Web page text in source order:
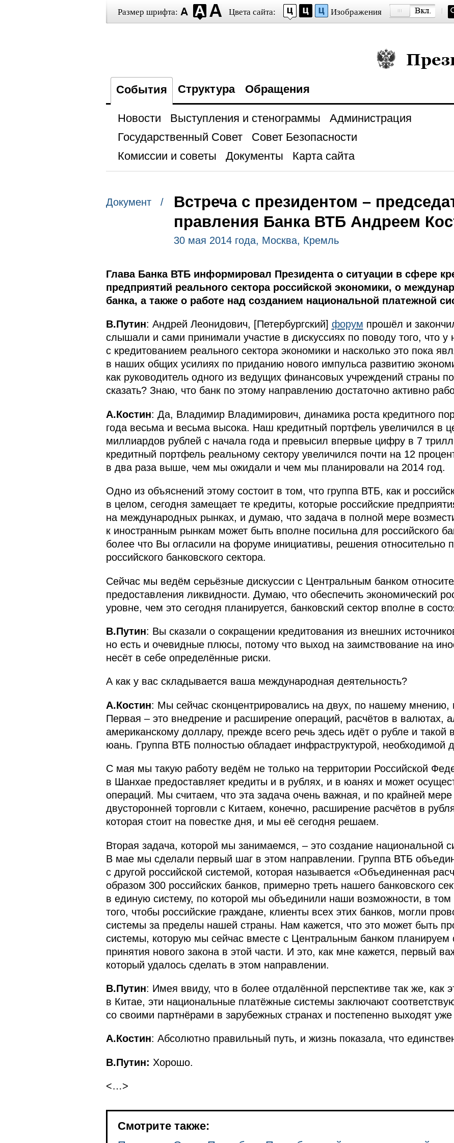
Размер шрифта: Цвета сайта: Изображения
Президент
События Структура Обращения
Новости Выступления и стенограммы
Администрация
Государственный Совет
Совет Безопасности
Комиссии и советы
Документы Карта сайта
Документ /
Встреча с президентом –
правления Банка ВТБ Андреем
30 мая 2014 года, Москва, Кремль
Глава Банка ВТБ информировал Президента о ситуации в сфере
предприятий реального сектора российской экономики, о
банка, а также о работе над созданием национальной платежной
В.Путин: Андрей Леонидович, [Петербургский] форум прошёл и
слышали и сами принимали участие в дискуссиях по поводу того, что у
с кредитованием реального сектора экономики и насколько это пока
в наших общих усилиях по приданию нового импульса развитию
как руководитель одного из ведущих финансовых учреждений страны
сказать? Знаю, что банк по этому направлению достаточно активно
А.Костин: Да, Владимир Владимирович, динамика роста кредитного
года весьма и весьма высока. Наш кредитный портфель увеличился в
миллиардов рублей с начала года и превысил впервые цифру в 7
кредитный портфель реальному сектору увеличился почти на 12
в два раза выше, чем мы ожидали и чем мы планировали на 2014 год.
Одно из объяснений этому состоит в том, что группа ВТБ, как и
в целом, сегодня замещает те кредиты, которые российские
на международных рынках, и думаю, что задача в полной мере
к иностранным рынкам может быть вполне посильна для российского
более что Вы огласили на форуме инициативы, решения относительно
российского банковского сектора.
Сейчас мы ведём серьёзные дискуссии с Центральным банком
предоставления ликвидности. Думаю, что обеспечить экономический
уровне, чем это сегодня планируется, банковский сектор вполне в
В.Путин: Вы сказали о сокращении кредитования из внешних
но есть и очевидные плюсы, потому что выход на заимствование на
несёт в себе определённые риски.
А как у вас складывается ваша международная деятельность?
А.Костин: Мы сейчас сконцентрировались на двух, по нашему мнению,
Первая – это внедрение и расширение операций, расчётов в валютах,
американскому доллару, прежде всего речь здесь идёт о рубле и такой
юань. Группа ВТБ полностью обладает инфраструктурой, необходимой
С мая мы такую работу ведём не только на территории Российской
в Шанхае предоставляет кредиты и в рублях, и в юанях и может
операций. Мы считаем, что эта задача очень важная, и по крайней
двусторонней торговли с Китаем, конечно, расширение расчётов в
которая стоит на повестке дня, и мы её сегодня решаем.
Вторая задача, которой мы занимаемся, – это создание национальной
В мае мы сделали первый шаг в этом направлении. Группа ВТБ
с другой российской системой, которая называется «Объединенная
образом 300 российских банков, примерно треть нашего банковского
в единую систему, по которой мы объединили наши возможности, в
того, чтобы российские граждане, клиенты всех этих банков, могли
системы за пределы нашей страны. Нам кажется, что это может быть
системы, которую мы сейчас вместе с Центральным банком планируем
принятия нового закона в этой части. И это, как мне кажется, первый
который удалось сделать в этом направлении.
В.Путин: Имея ввиду, что в более отдалённой перспективе так же, как
в Китае, эти национальные платёжные системы заключают
со своими партнёрами в зарубежных странах и постепенно выходят
А.Костин: Абсолютно правильный путь, и жизнь показала, что
В.Путин: Хорошо.
<…>
Смотрите также: